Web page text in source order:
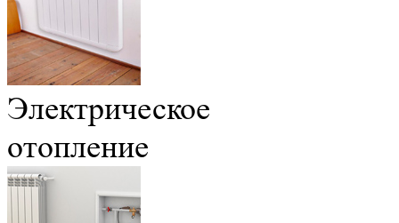
Электрическое
отопление